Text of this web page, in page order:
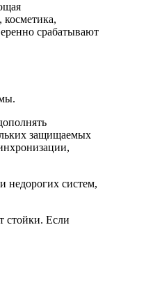
срабатывают
защищаемых
недорогих систем,
стойки. Если